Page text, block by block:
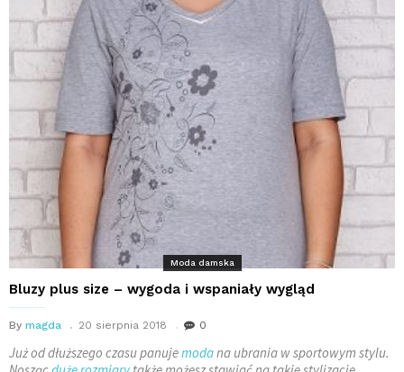
Moda damska
Bluzy plus size – wygoda i wspaniały wygląd
By magda 20 sierpnia 2018 0
Już od dłuższego czasu panujemodana ubrania w sportowym stylu.